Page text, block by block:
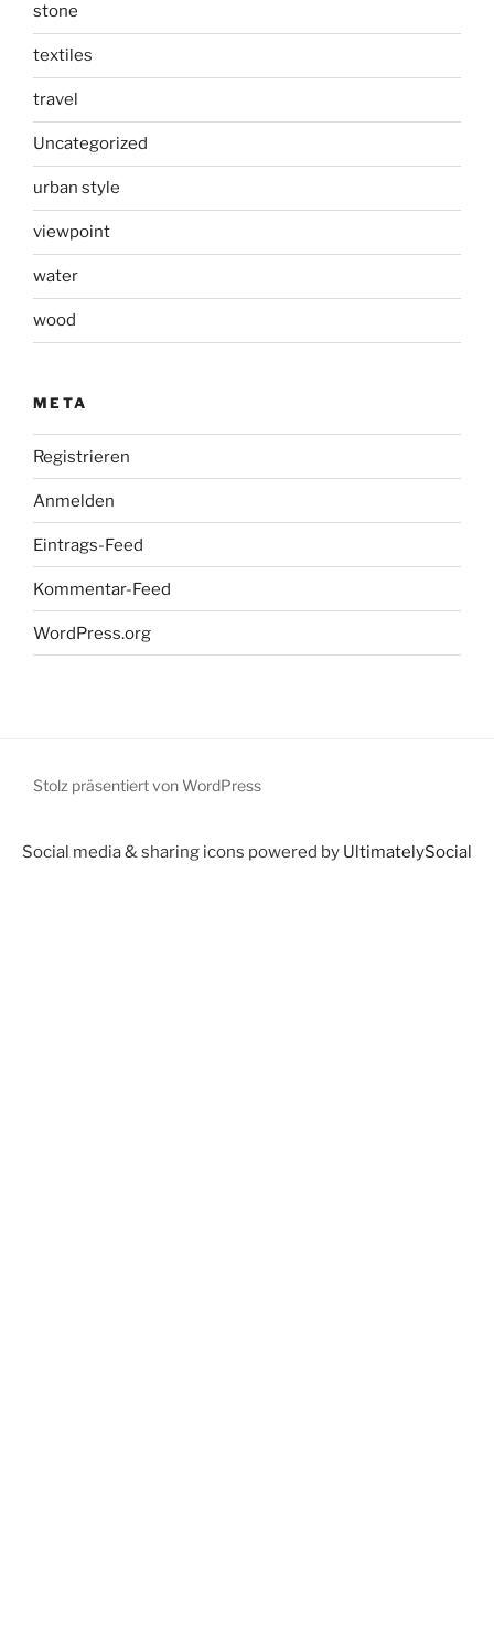
stone
textiles
travel
Uncategorized
urban style
viewpoint
water
wood
META
Registrieren
Anmelden
Eintrags-Feed
Kommentar-Feed
WordPress.org
Stolz präsentiert von WordPress
Social media & sharing icons powered by UltimatelySocial